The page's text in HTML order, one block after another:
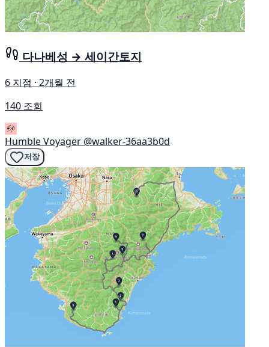
다나베성 → 세이간토지
6 지점 · 2개월 전
140 조회
Humble Voyager @walker-36aa3b0d
저장